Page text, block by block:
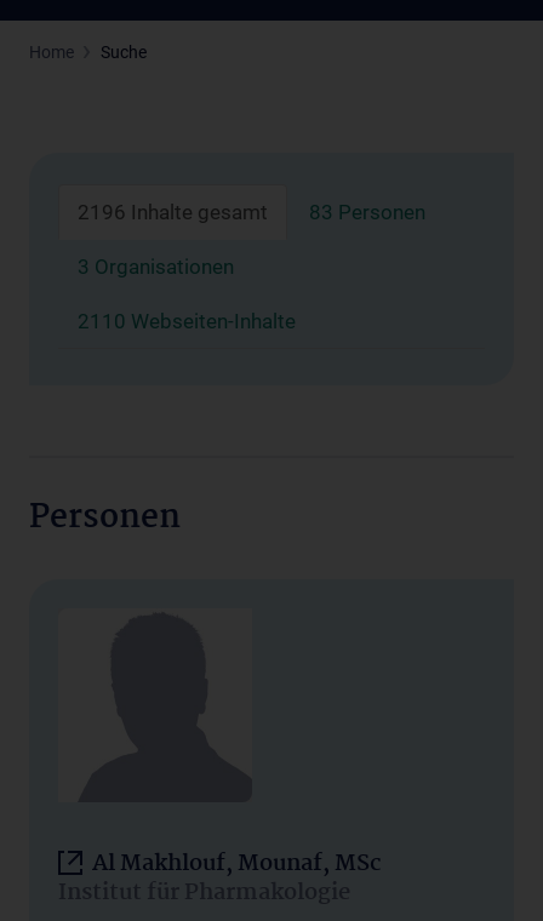
Home Suche
2196 Inhalte gesamt 83 Personen
3 Organisationen
2110 Webseiten-Inhalte
Personen
Al Makhlouf, Mounaf, MSc
Institut für Pharmakologie